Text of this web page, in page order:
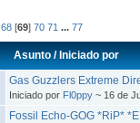
68 [69]70 71 ...77
Asunto/Iniciado por
Gas Guzzlers Extreme
Iniciado por Fl0ppy ~ 16 de
Fossil Echo-GOG *RiP*